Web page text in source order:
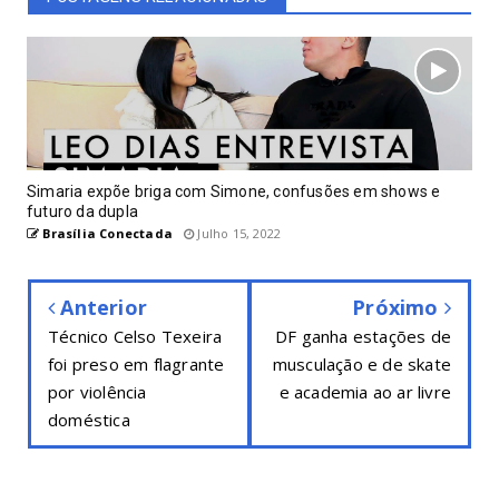
Simaria expõe briga com Simone, confusões em shows e
futuro da dupla
Brasília Conectada Julho 15, 2022
Anterior
Técnico Celso Texeira
foi preso em flagrante
por violência
doméstica
Próximo
DF ganha estações de
musculação e de skate
e academia ao ar livre